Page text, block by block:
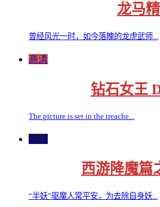
龙马
曾经风光一时，如今落魄的龙虎武师...
高清
钻石女王
The picture is set in the treache...
高清
西游降魔篇
“半妖”驱魔人常平安，为去除自身妖...